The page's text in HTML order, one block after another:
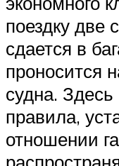
поездку две
сдается в
проносится
судна.
правила,
отношении